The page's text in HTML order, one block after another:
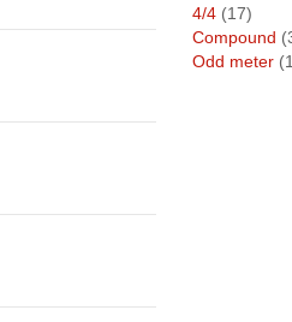
4/4 (17)
Compound
Odd meter